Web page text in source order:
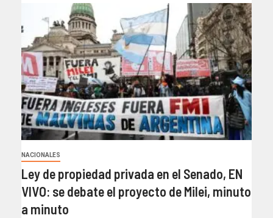
NACIONALES
Ley de propiedad privada en el Senado, EN
VIVO: se debate el proyecto de Milei, minuto
a minuto